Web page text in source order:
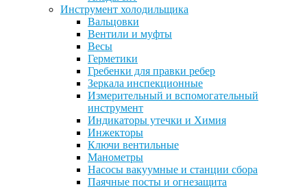
Инструмент холодильщика
Вальцовки
Вентили и муфты
Весы
Герметики
Гребенки для правки ребер
Зеркала инспекционные
Измерительный и вспомогательный
инструмент
Индикаторы утечки и Химия
Инжекторы
Ключи вентильные
Манометры
Насосы вакуумные и станции сбора
Паячные посты и огнезащита